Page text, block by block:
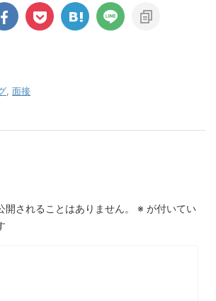
面接
開されることはありません。 ※ が付いてい